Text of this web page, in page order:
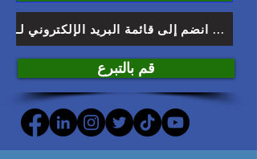
انضم إلى قائمة البريد الإلكتروني لـ HGF
قم بالتبرع